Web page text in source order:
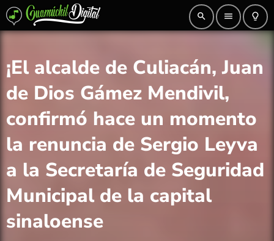
search menu lightbulb_outline
¡El alcalde de Culiacán, Juan
de Dios Gámez Mendivil,
confirmó hace un momento
la renuncia de Sergio Leyva
a la Secretaría de Seguridad
Municipal de la capital
sinaloense